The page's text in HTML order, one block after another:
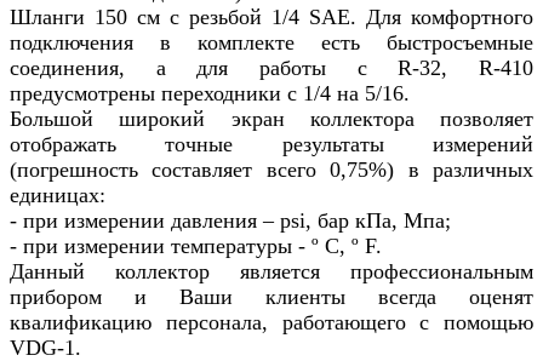
Шланги 150 см с резьбой 1/4 SAE. Для комфортного
подключения в комплекте есть быстросъемные
соединения, а для работы с R-32, R-410
предусмотрены переходники с 1/4 на 5/16.
Большой широкий экран коллектора позволяет
отображать точные результаты измерений
(погрешность составляет всего 0,75%) в различных
единицах:
- при измерении давления – psi, бар кПа, Мпа;
- при измерении температуры - º C, º F.
Данный коллектор является профессиональным
прибором и Ваши клиенты всегда оценят
квалификацию персонала, работающего с помощью
VDG-1.